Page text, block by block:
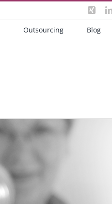
Xing
Outsourcing Blog